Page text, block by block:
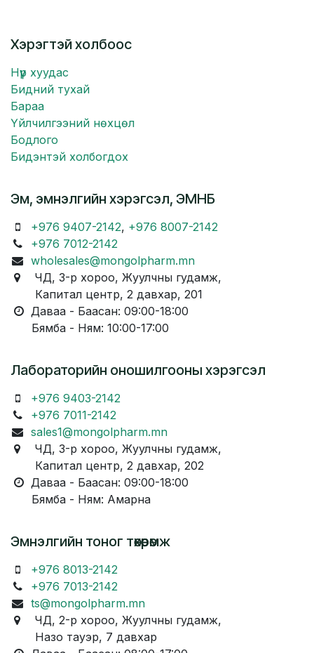
Хэрэгтэй холбоос
Нүүр хуудас
Бидний тухай
Бараа
Үйлчилгээний нөхцөл
Бодлого
Бидэнтэй холбогдох
Эм, эмнэлгийн хэрэгсэл, ЭМНБ
+976 9407-2142, +976 8007-2142
+976 7012-2142
wholesales@mongolpharm.mn
ЧД, 3-р хороо, Жуулчны гудамж,
Капитал центр, 2 давхар, 201
Даваа - Баасан: 09:00-18:00
Бямба - Ням: 10:00-17:00
Лабораторийн оношилгооны хэрэгсэл
+976 9403-2142
+976 7011-2142
sales1@mongolpharm.mn
ЧД, 3-р хороо, Жуулчны гудамж,
Капитал центр, 2 давхар, 202
Даваа - Баасан: 09:00-18:00
Бямба - Ням: Амарна
Эмнэлгийн тоног төхөөрөмж
+976 8013-2142
+976 7013-2142
ts@mongolpharm.mn
ЧД, 2-р хороо, Жуулчны гудамж,
Назо тауэр, 7 давхар